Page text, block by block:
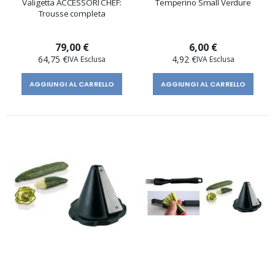
Valigetta ACCESSORI CHEF:
Trousse completa
79,00 €
64,75 €
AGGIUNGI AL CARRELLO
Temperino Small Verdure
6,00 €
4,92 €
AGGIUNGI AL CARRELLO